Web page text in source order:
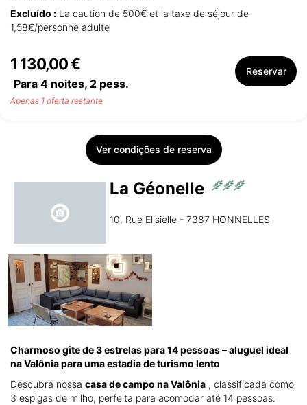
Excluído : La caution de 500€ et la taxe de séjour de
1,58€/personne adulte
1 130,00 €
Para 4 noites, 2 pess.
Reservar
Apenas 1 oferta restante
Ver condições de reserva
La Géonelle
10, Rue Elisielle - 7387 HONNELLES
Charmoso gîte de 3 estrelas para 14 pessoas – aluguel ideal
na Valônia para uma estadia de turismo lento
Descubra nossa casa de campo na Valônia , classificada como
3 espigas de milho, perfeita para acomodar até 14 pessoas.